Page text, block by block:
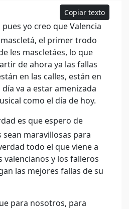
Copiar texto
pues yo creo que Valencia
el primer trodo
les mascletáes, lo que
de ahora ya las fallas
en las calles, están en
va a estar amenizada
como el día de hoy.
es que espero de
maravillosas para
todo el que viene a
valencianos y los falleros
las mejores fallas de su
para nosotros, para